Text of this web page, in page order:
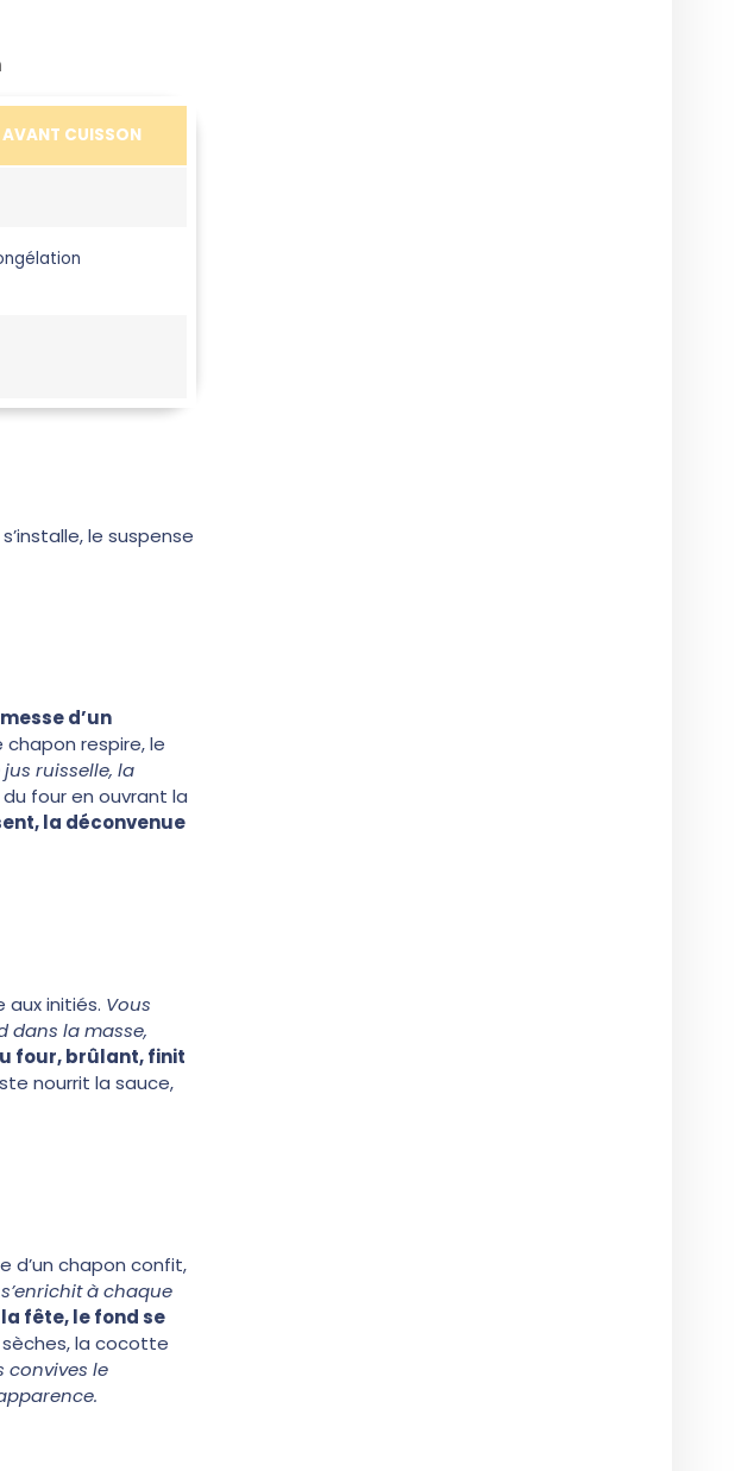
AVANT CUISSON
le suspense
d’un
chapon respire, le
ruisselle, la
four en ouvrant la
la déconvenue
aux initiés. Vous
dans la masse,
four, brûlant, finit
nourrit la sauce,
d’un chapon confit,
à chaque
fête, le fond se
la cocotte
convives le